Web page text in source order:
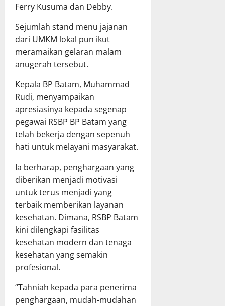
Ferry Kusuma dan Debby.
Sejumlah stand menu jajanan
dari UMKM lokal pun ikut
meramaikan gelaran malam
anugerah tersebut.
Kepala BP Batam, Muhammad
Rudi, menyampaikan
apresiasinya kepada segenap
pegawai RSBP BP Batam yang
telah bekerja dengan sepenuh
hati untuk melayani masyarakat.
Ia berharap, penghargaan yang
diberikan menjadi motivasi
untuk terus menjadi yang
terbaik memberikan layanan
kesehatan. Dimana, RSBP Batam
kini dilengkapi fasilitas
kesehatan modern dan tenaga
kesehatan yang semakin
profesional.
“Tahniah kepada para penerima
penghargaan, mudah-mudahan